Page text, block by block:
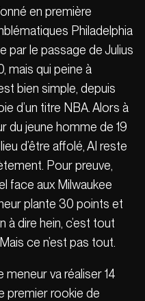
en première
Philadelphia
par le passage de Julius
mais qui peine à
bien simple, depuis
d’un titre NBA. Alors à
du jeune homme de 19
d’être affolé, AI reste
Pour preuve,
face aux Milwaukee
plante 30 points et
à dire hein, c’est tout
ce n’est pas tout.
meneur va réaliser 14
premier rookie de